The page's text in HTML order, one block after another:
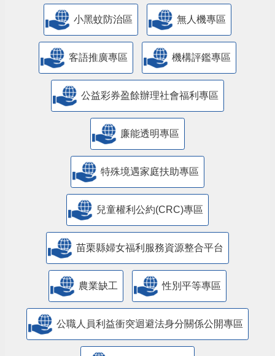
小黑蚊防治區 無人機專區
客語推廣專區 機構評鑑專區
公益彩券盈餘辦理社會福利專區
廉能透明專區
特殊境遇家庭扶助專區
兒童權利公約(CRC)專區
苗栗縣婦女福利服務資源整合平台
農業缺工 性別平等專區
公職人員利益衝突迴避法身分關係公開專區